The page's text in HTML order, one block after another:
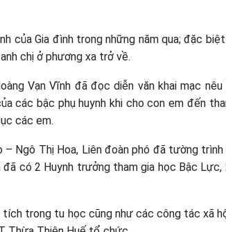
của Gia đình trong những năm qua; đặc
chị ở phương xa trở về.
Vạn Vĩnh đã đọc diễn văn khai mạc
các bậc phụ huynh khi cho con em đến
các em.
– Ngô Thị Hoa, Liên đoàn phó đã tường
có 2 Huynh trưởng tham gia học Bậc
trong tu học cũng như các công tác xã